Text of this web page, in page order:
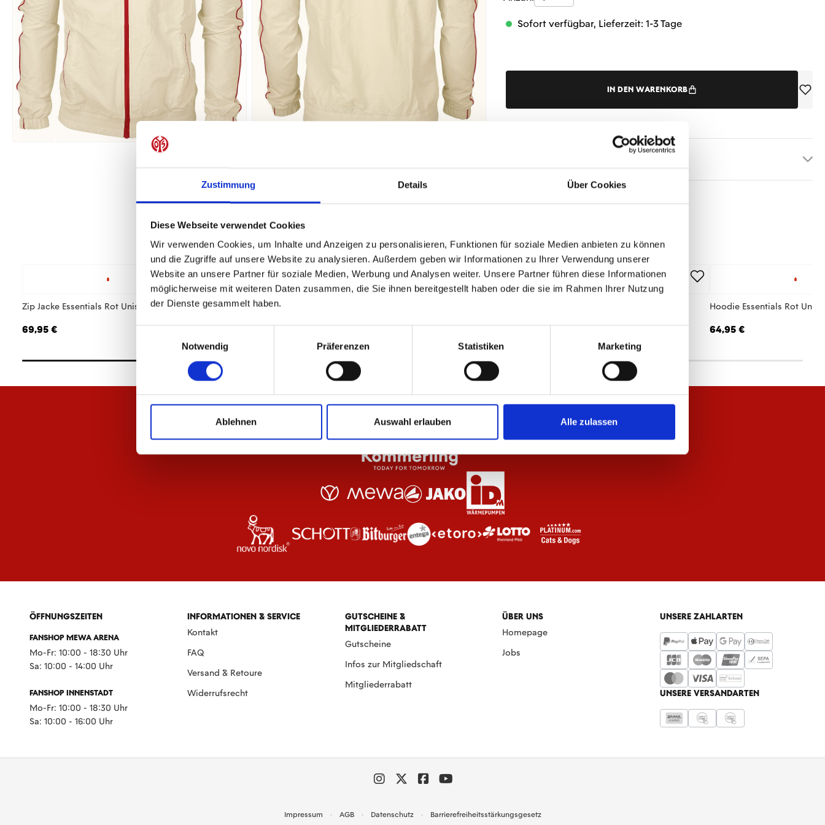
Zustimmung Details Über Cookies
Diese Webseite verwendet Cookies
Wir verwenden Cookies, um Inhalte und Anzeigen zu personalisieren, Funktionen für soziale Medien anbieten zu können
und die Zugriffe auf unsere Website zu analysieren. Außerdem geben wir Informationen zu Ihrer Verwendung unserer
Website an unsere Partner für soziale Medien, Werbung und Analysen weiter. Unsere Partner führen diese Informationen
möglicherweise mit weiteren Daten zusammen, die Sie ihnen bereitgestellt haben oder die sie im Rahmen Ihrer Nutzung
der Dienste gesammelt haben.
Notwendig
Präferenzen Statistiken Marketing
Ablehnen Auswahl erlauben Alle zulassen
Sofort verfügbar, Lieferzeit: 1-3 Tage
IN DEN WARENKORB
Zip Jacke Essentials Rot Unisex
69,95 €
T-Shirt Essentials Rot Unisex
29,95 € 44,95 € 69,95 €
Hoodie Essentials Rot
64,95 €
ÖFFNUNGSZEITEN
FANSHOP MEWA ARENA
Mo-Fr: 10:00 - 18:30 Uhr
Sa: 10:00 - 14:00 Uhr
FANSHOP INNENSTADT
Mo-Fr: 10:00 - 18:30 Uhr
Sa: 10:00 - 16:00 Uhr
INFORMATIONEN & SERVICE
Kontakt
FAQ
Versand & Retoure
Widerrufsrecht
GUTSCHEINE &
MITGLIEDERRABATT
Gutscheine
Infos zur Mitgliedschaft
Mitgliederrabatt
ÜBER UNS
Homepage
Jobs
UNSERE ZAHLARTEN
UNSERE VERSANDARTEN
Impressum AGB Datenschutz Barrierefreiheitsstärkungsgesetz